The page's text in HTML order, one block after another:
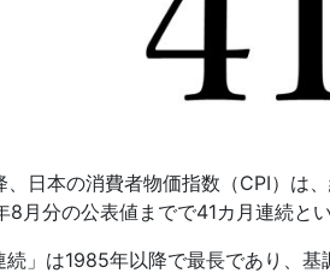
、日本の消費者物価指数（CPI）は
8 月分の公表値までで41カ月連続と
続」は1985年以降で最長であり、基